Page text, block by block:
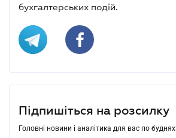
бухгалтерських подій.
Підпишіться на розсилку
Головні новини і аналітика для вас по буднях